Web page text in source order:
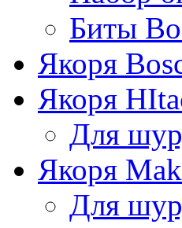
Биты
Якоря
Якоря
Для
Якоря
Для